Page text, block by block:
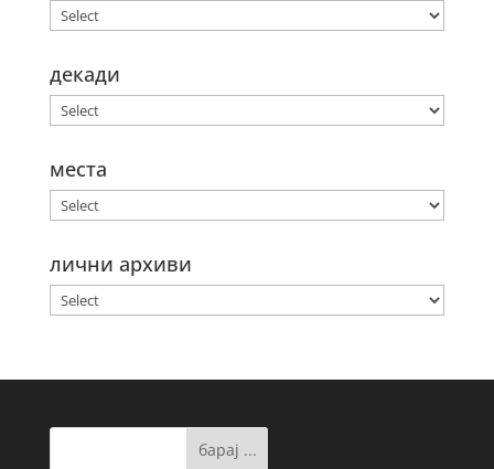
декади
места
лични архиви